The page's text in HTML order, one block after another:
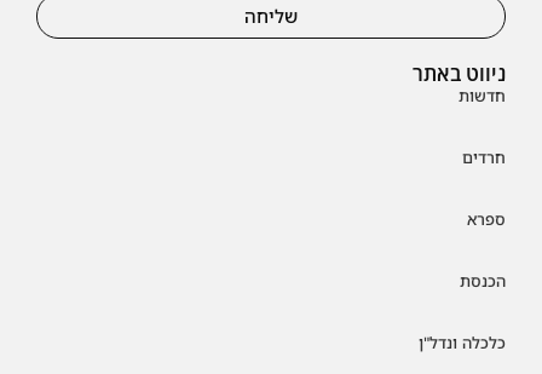
ניווט באתר
חדשות
חרדים
ספרא
הכנסת
כלכלה ונדל"ן
שליחה